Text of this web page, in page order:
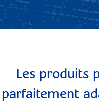
Les produits
parfaitement